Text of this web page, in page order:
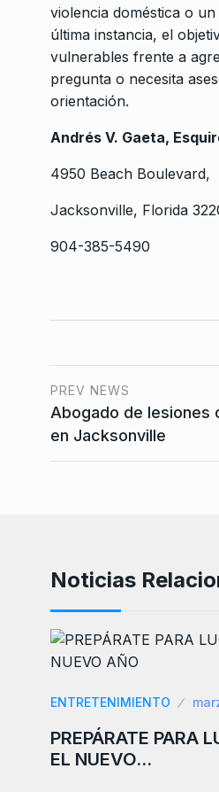
violencia doméstica o
última instancia, el
vulnerables frente a
pregunta o necesita
orientación.
Andrés V. Gaeta,
4950 Beach Boulevard,
Jacksonville, Florida
904-385-5490
PREV NEWS
Abogado de lesiones
en Jacksonville
Noticias
ENTRETENIMIENTO
PREPÁRATE PARA
EL NUEVO…